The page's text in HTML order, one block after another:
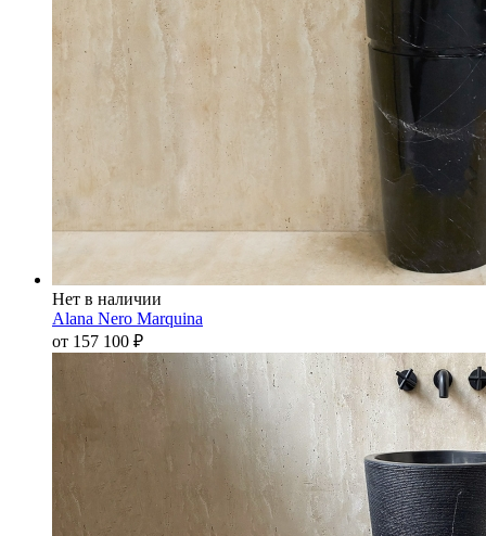
Нет в наличии
Alana Nero Marquina
от 157 100 ₽